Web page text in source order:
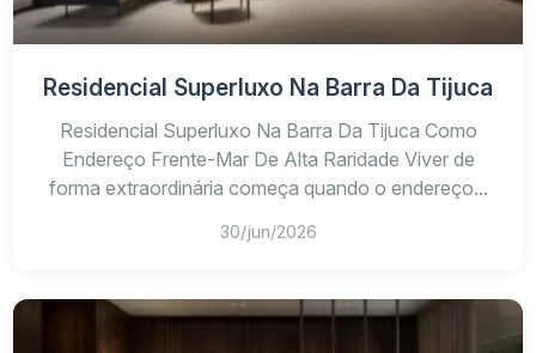
Residencial Superluxo Na Barra Da Tijuca
Residencial Superluxo Na Barra Da Tijuca Como
Endereço Frente-Mar De Alta Raridade Viver de
forma extraordinária começa quando o endereço...
30/jun/2026